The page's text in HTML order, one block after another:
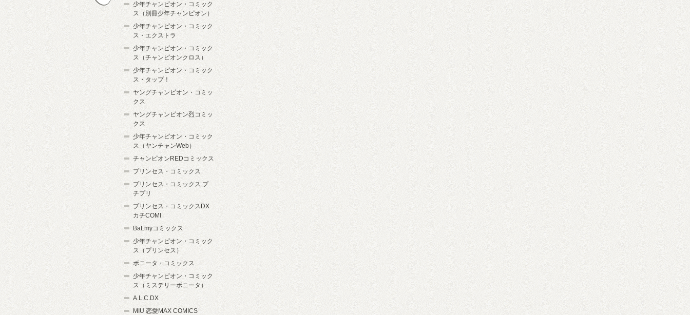
少年チャンピオン・コミック
ス（別冊少年チャンピオン）
少年チャンピオン・コミック
ス・エクストラ
少年チャンピオン・コミック
ス（チャンピオンクロス）
少年チャンピオン・コミック
ス・タップ！
ヤングチャンピオン・コミッ
クス
ヤングチャンピオン烈コミッ
クス
少年チャンピオン・コミック
ス（ヤンチャンWeb）
チャンピオンREDコミックス
プリンセス・コミックス
プリンセス・コミックス プ
チプリ
プリンセス・コミックスDX
カチCOMI
BaLmyコミックス
少年チャンピオン・コミック
ス（プリンセス）
ボニータ・コミックス
少年チャンピオン・コミック
ス（ミステリーボニータ）
A.L.C.DX
MIU 恋愛MAX COMICS